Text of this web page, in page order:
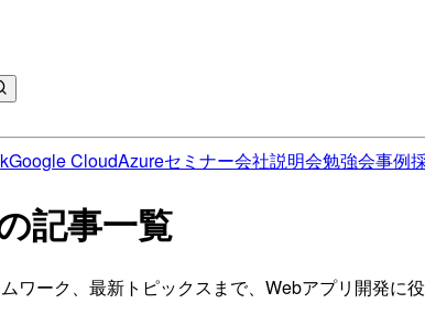
Google CloudAzureセミナー会社説明会勉強会事例
記事一覧
ワーク、最新トピックスまで、Webアプリ開発に